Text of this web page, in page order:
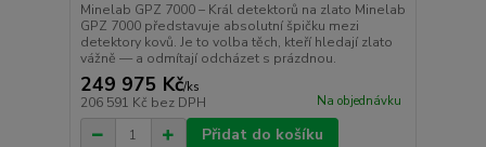
Minelab GPZ 7000 – Král detektorů na zlato Minelab
GPZ 7000 představuje absolutní špičku mezi
detektory kovů. Je to volba těch, kteří hledají zlato
vážně — a odmítají odcházet s prázdnou.
249 975 Kč/ks
206 591 Kč bez DPH Na objednávku
Přidat do košíku